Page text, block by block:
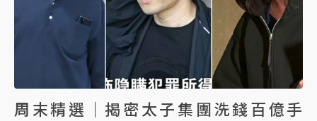
周末精選｜揭密太子集團洗錢百億手